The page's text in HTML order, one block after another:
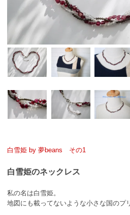
白雪姫 by 夢beans その1
白雪姫のネックレス
私の名は白雪姫。
地図にも載ってないような小さな国のプ